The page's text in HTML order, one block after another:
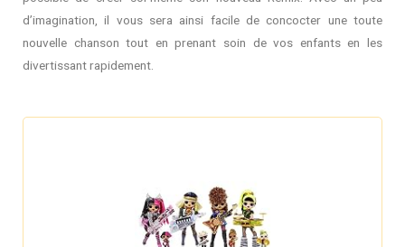
d’imagination, il vous sera ainsi facile de concocter une toute
nouvelle chanson tout en prenant soin de vos enfants en les
divertissant rapidement.